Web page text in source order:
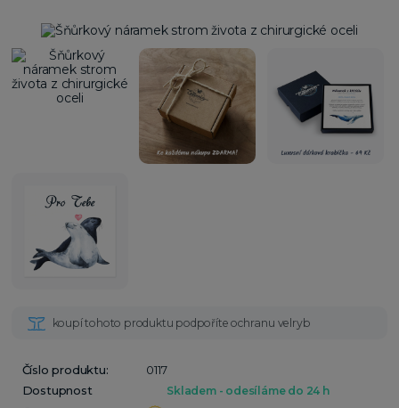
Číslo produktu:
0117
Dostupnost
Skladem - odesíláme do 24 h